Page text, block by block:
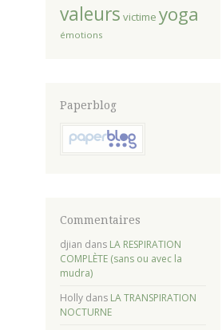
valeurs victime yoga
émotions
Paperblog
Commentaires
djian dans LA RESPIRATION
COMPLÈTE (sans ou avec la
mudra)
Hollydans LA TRANSPIRATION
NOCTURNE